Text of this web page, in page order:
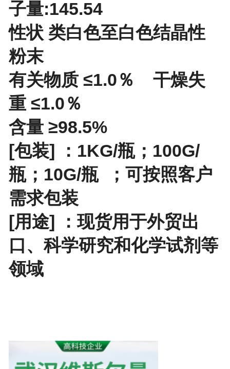
子量:145.54
性状 类白色至白色结晶性
粉末
有关物质 ≤1.0％ 干燥失
重 ≤1.0％
含量 ≥98.5%
[包装] ： 1KG/瓶；100G/
瓶；10G/瓶； 可按照客户
需求包装
[用途] ：现货用于外贸出
口、科学研究和化学试剂等
领域